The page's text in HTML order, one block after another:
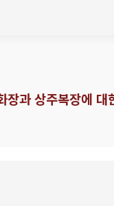
장과 상주복장에 대